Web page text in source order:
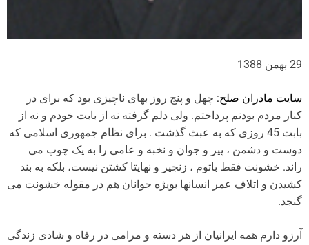
29 بهمن 1388
سایت مادران صلح: چهل و پنج روز بهای ناچیزی بود که برای در
کنار مردم بودنم پرداختم. ولی دلم گرفته نه از بابت خودم و نه از
بابت 45 روزی که به عبث گذشت . برای نظام جمهوری اسلامی که
دوست و دشمن ، پیر و جوان و نخبه و عامی را به یک چوب می
راند. خشونت فقط باتوم ، زنجیر و نهایتا کشتن نیست، بلکه به بند
کشیدن و اتلاف عمر انسانها بویژه جوانان هم در مقوله خشونت می
گنجد.
آرزو دارم همه ایرانیان از هر دسته و مرامی در رفاه و شادی زندگی